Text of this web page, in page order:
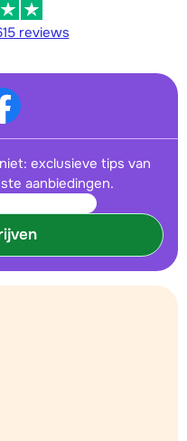
reviews
exclusieve tips van
aanbiedingen.